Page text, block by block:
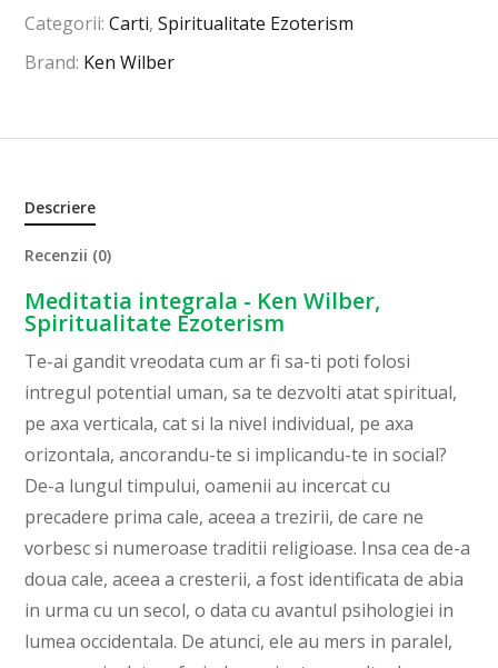
Categorii:Carti,Spiritualitate Ezoterism
Brand: Ken Wilber
Descriere
Recenzii (0)
Meditatia integrala - Ken Wilber,
Spiritualitate Ezoterism
Te-ai gandit vreodata cum ar fi sa-ti poti folosi
intregul potential uman, sa te dezvolti atat spiritual,
pe axa verticala, cat si la nivel individual, pe axa
orizontala, ancorandu-te si implicandu-te in social?
De-a lungul timpului, oamenii au incercat cu
precadere prima cale, aceea a trezirii, de care ne
vorbesc si numeroase traditii religioase. Insa cea de-a
doua cale, aceea a cresterii, a fost identificata de abia
in urma cu un secol, o data cu avantul psihologiei in
lumea occidentala. De atunci, ele au mers in paralel,